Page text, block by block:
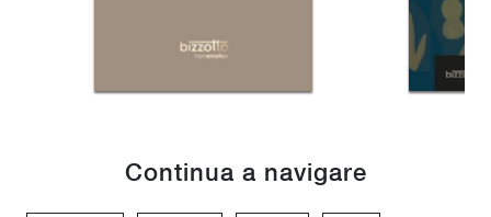
Continua a navigare